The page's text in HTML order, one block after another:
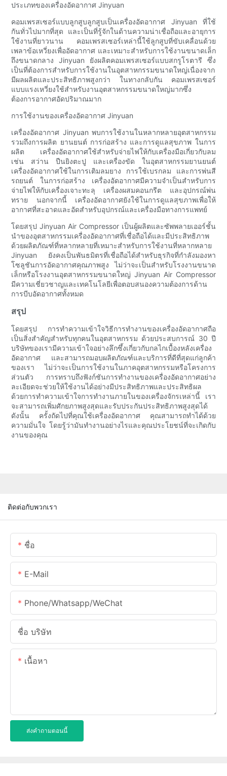
ประเภทของเครื่องอัดอากาศ Jinyuan
คอมเพรสเซอร์แบบลูกสูบลูกสูบเป็นเครื่องอัดอากาศ Jinyuan ที่ใช้
กันทั่วไปมากที่สุด และเป็นที่รู้จักในด้านความน่าเชื่อถือและอายุการ
ใช้งานที่ยาวนาน คอมเพรสเซอร์เหล่านี้ใช้ลูกสูบที่ขับเคลื่อนด้วย
เพลาข้อเหวี่ยงเพื่ออัดอากาศ และเหมาะสำหรับการใช้งานขนาดเล็ก
ถึงขนาดกลาง Jinyuan ยังผลิตคอมเพรสเซอร์แบบสกรูโรตารี ซึ่ง
เป็นที่ต้องการสำหรับการใช้งานในอุตสาหกรรมขนาดใหญ่เนื่องจาก
มีผลผลิตและประสิทธิภาพสูงกว่า ในทางกลับกัน คอมเพรสเซอร์
แบบแรงเหวี่ยงใช้สำหรับงานอุตสาหกรรมขนาดใหญ่มากซึ่ง
ต้องการอากาศอัดปริมาณมาก
การใช้งานของเครื่องอัดอากาศ Jinyuan
เครื่องอัดอากาศ Jinyuan พบการใช้งานในหลากหลายอุตสาหกรรม
รวมถึงการผลิต ยานยนต์ การก่อสร้าง และการดูแลสุขภาพ ในการ
ผลิต เครื่องอัดอากาศใช้สำหรับจ่ายไฟให้กับเครื่องมือเกี่ยวกับลม
เช่น สว่าน ปืนยิงตะปู และเครื่องขัด ในอุตสาหกรรมยานยนต์
เครื่องอัดอากาศใช้ในการเติมลมยาง การใช้เบรกลม และการพ่นสี
รถยนต์ ในการก่อสร้าง เครื่องอัดอากาศมีความจำเป็นสำหรับการ
จ่ายไฟให้กับเครื่องเจาะทะลุ เครื่องผสมคอนกรีต และอุปกรณ์พ่น
ทราย นอกจากนี้ เครื่องอัดอากาศยังใช้ในการดูแลสุขภาพเพื่อให้
อากาศที่สะอาดและอัดสำหรับอุปกรณ์และเครื่องมือทางการแพทย์
โดยสรุป Jinyuan Air Compressor เป็นผู้ผลิตและซัพพลายเออร์ชั้น
นำของอุตสาหกรรมเครื่องอัดอากาศที่เชื่อถือได้และมีประสิทธิภาพ
ด้วยผลิตภัณฑ์ที่หลากหลายที่เหมาะสำหรับการใช้งานที่หลากหลาย
Jinyuan ยังคงเป็นพันธมิตรที่เชื่อถือได้สำหรับธุรกิจที่กำลังมองหา
โซลูชันการอัดอากาศคุณภาพสูง ไม่ว่าจะเป็นสำหรับโรงงานขนาด
เล็กหรือโรงงานอุตสาหกรรมขนาดใหญ่ Jinyuan Air Compressor
มีความเชี่ยวชาญและเทคโนโลยีเพื่อตอบสนองความต้องการด้าน
การบีบอัดอากาศทั้งหมด
สรุป
โดยสรุป การทำความเข้าใจวิธีการทำงานของเครื่องอัดอากาศถือ
เป็นสิ่งสำคัญสำหรับทุกคนในอุตสาหกรรม ด้วยประสบการณ์ 30 ปี
บริษัทของเรามีความเข้าใจอย่างลึกซึ้งเกี่ยวกับกลไกเบื้องหลังเครื่อง
อัดอากาศ และสามารถมอบผลิตภัณฑ์และบริการที่ดีที่สุดแก่ลูกค้า
ของเรา ไม่ว่าจะเป็นการใช้งานในภาคอุตสาหกรรมหรือโครงการ
ส่วนตัว การทราบถึงฟังก์ชันการทำงานของเครื่องอัดอากาศอย่าง
ละเอียดจะช่วยให้ใช้งานได้อย่างมีประสิทธิภาพและประสิทธิผล
ด้วยการทำความเข้าใจการทำงานภายในของเครื่องจักรเหล่านี้ เรา
จะสามารถเพิ่มศักยภาพสูงสุดและรับประกันประสิทธิภาพสูงสุดได้
ดังนั้น ครั้งถัดไปที่คุณใช้เครื่องอัดอากาศ คุณสามารถทำได้ด้วย
ความมั่นใจ โดยรู้ว่ามันทำงานอย่างไรและคุณประโยชน์ที่จะเกิดกับ
งานของคุณ
ติดต่อกับพวกเรา
ชื่อ
E-Mail
Phone/Whatsapp/WeChat
ชื่อ บริษัท
เนื้อหา
ส่งคำถามตอนนี้